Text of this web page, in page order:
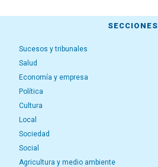
SECCIONES
Sucesos y tribunales
Salud
Economía y empresa
Política
Cultura
Local
Sociedad
Social
Agricultura y medio ambiente